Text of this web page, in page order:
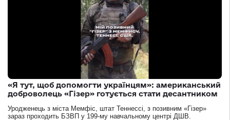
«Я тут, щоб допомогти українцям»: американський
доброволець «Гізер» готується стати десантником
Уродженець з міста Мемфіс, штат Теннессі, з позивним «Гізер»
зараз проходить БЗВП у 199-му навчальному центрі ДШВ.